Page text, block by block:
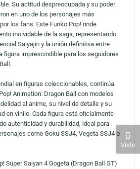
Su actitud despreocupada y su poder
en uno de los personajes más
los fans. Este Funko Pop! rinde
inolvidable de la saga, representando
Saiyajin y la unión definitiva entre
figura imprescindible para los seguidores
en figuras coleccionables, continúa
Animation: Dragon Ball con modelos
al anime, su nivel de detalle y su
en vinilo. Cada figura está oficialmente
autenticidad y durabilidad, ideal para
como Goku SSJ4, Vegeta SSJ4 o
Super Saiyan 4 Gogeta (Dragon Ball GT)
Visto